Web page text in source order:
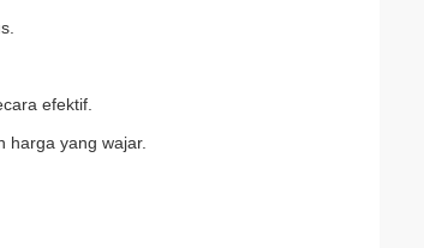
efektif.
harga yang wajar.